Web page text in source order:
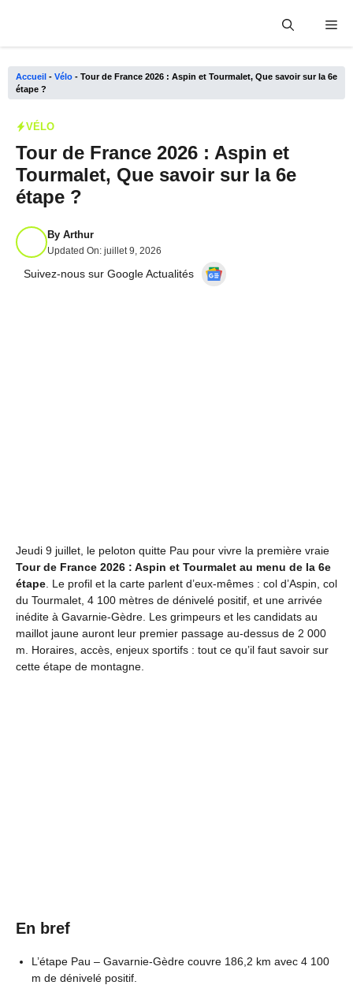
Accueil - Vélo - Tour de France 2026 : Aspin et Tourmalet, Que savoir sur la 6e
étape ?
VÉLO
Tour de France 2026 : Aspin et
Tourmalet, Que savoir sur la 6e
étape ?
By Arthur
Updated On: juillet 9, 2026
Suivez-nous sur Google Actualités
Jeudi 9 juillet, le peloton quitte Pau pour vivre la première vraie
Tour de France 2026 : Aspin et Tourmalet au menu de la 6e
étape . Le profil et la carte parlent d’eux-mêmes : col d’Aspin, col
du Tourmalet, 4 100 mètres de dénivelé positif, et une arrivée
inédite à Gavarnie-Gèdre. Les grimpeurs et les candidats au
maillot jaune auront leur premier passage au-dessus de 2 000
m. Horaires, accès, enjeux sportifs : tout ce qu’il faut savoir sur
cette étape de montagne.
En bref
L’étape Pau – Gavarnie-Gèdre couvre 186,2 km avec 4 100
m de dénivelé positif.